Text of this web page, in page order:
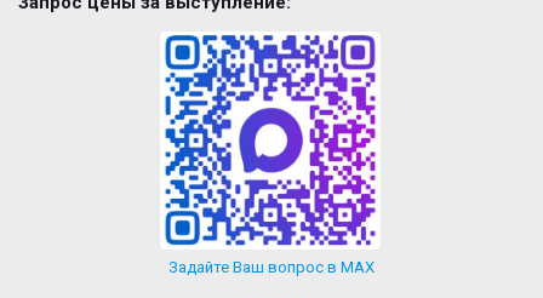
Задайте Ваш вопрос в MAX